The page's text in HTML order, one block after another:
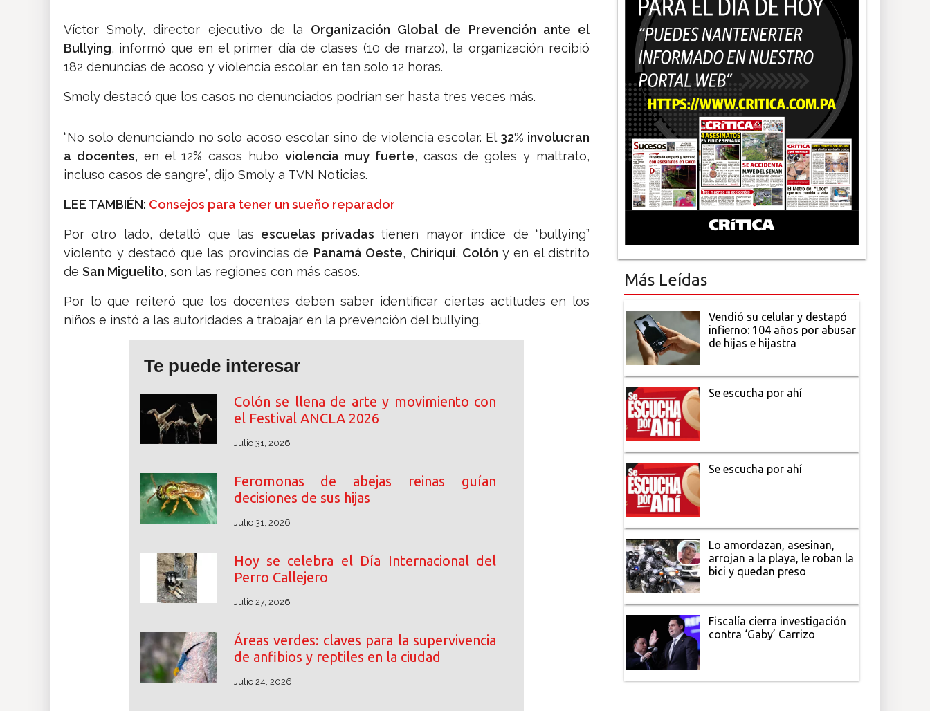
Víctor Smoly, director ejecutivo de la Organización Global de Prevención ante el
Bullying, informó que en el primer día de clases (10 de marzo), la organización recibió
182 denuncias de acoso y violencia escolar, en tan solo 12 horas.
Smoly destacó que los casos no denunciados podrían ser hasta tres veces más.
“No solo denunciando no solo acoso escolar sino de violencia escolar. El32% involucran
a docentes, en el 12% casos hubo violencia muy fuerte, casos de goles y maltrato,
incluso casos de sangre”, dijo Smoly a TVN Noticias.
LEE TAMBIÉN: Consejos para tener un sueño reparador
Por otro lado, detalló que las escuelas privadas tienen mayor índice de “bullying”
violento y destacó que las provincias de Panamá Oeste, Chiriquí, Colón y en el distrito
de San Miguelito, son las regiones con más casos.
Por lo que reiteró que los docentes deben saber identificar ciertas actitudes en los
niños e instó a las autoridades a trabajar en la prevención del bullying.
Te puede interesar
Colón se llena de arte y movimiento con
el Festival ANCLA 2026
Julio 31, 2026
Feromonas de abejas reinas guían
decisiones de sus hijas
Julio 31, 2026
Hoy se celebra el Día Internacional del
Perro Callejero
Julio 27, 2026
Áreas verdes: claves para la supervivencia
de anfibios y reptiles en la ciudad
Julio 24, 2026
Más Leídas
Vendió su celular y destapó
infierno: 104 años por abusar
de hijas e hijastra
Se escucha por ahí
Se escucha por ahí
Lo amordazan, asesinan,
arrojan a la playa, le roban la
bici y quedan preso
Fiscalía cierra investigación
contra ‘Gaby’ Carrizo